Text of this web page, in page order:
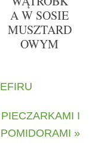
A W SOSIE
MUSZTARD
OWYM
I
POMIDORAMI »